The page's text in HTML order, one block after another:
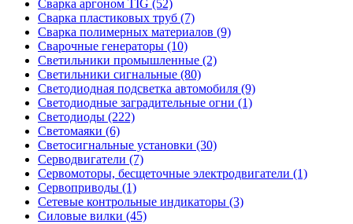
Сварка аргоном TIG (52)
Сварка пластиковых труб (7)
Сварка полимерных материалов (9)
Сварочные генераторы (10)
Светильники промышленные (2)
Светильники сигнальные (80)
Светодиодная подсветка автомобиля (9)
Светодиодные заградительные огни (1)
Светодиоды (222)
Светомаяки (6)
Светосигнальные установки (30)
Серводвигатели (7)
Сервомоторы, бесщеточные электродвигатели (1)
Сервоприводы (1)
Сетевые контрольные индикаторы (3)
Силовые вилки (45)